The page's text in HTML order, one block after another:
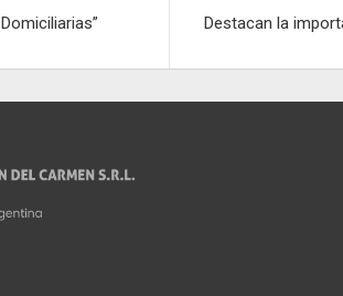
Destacan la